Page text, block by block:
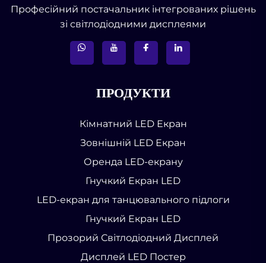
Професійний постачальник інтегрованих рішень
зі світлодіодними дисплеями
ПРОДУКТИ
Кімнатний LED Екран
Зовнішній LED Екран
Оренда LED-екрану
Гнучкий Екран LED
LED-екран для танцювального підлоги
Гнучкий Екран LED
Прозорий Світлодіодний Дисплей
Дисплей LED Постер